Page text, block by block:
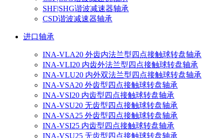
SHF|SHG谐波减速器轴承
CSD谐波减速器轴承
进口轴承
INA-VLA20 外齿内法兰型四点接触球转盘轴承
INA-VLI20 内齿外法兰型四点接触球转盘轴承
INA-VLU20 内外双法兰型四点接触球转盘轴承
INA-VSA20 外齿型四点接触球转盘轴承
INA-VSI20 内齿型四点接触球转盘轴承
INA-VSU20 无齿型四点接触球转盘轴承
INA-VSA25 外齿型四点接触球转盘轴承
INA-VSI25 内齿型四点接触球转盘轴承
INA-VSU25 无齿型四点接触球转盘轴承